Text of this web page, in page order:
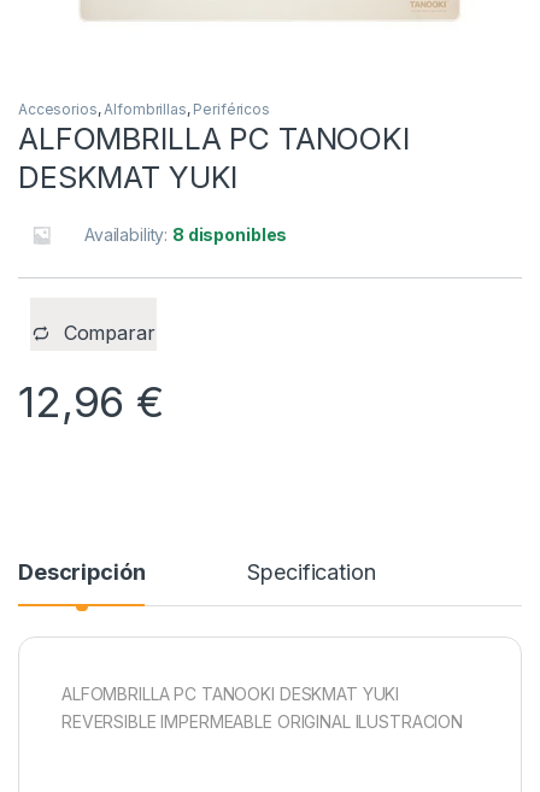
Accesorios,Alfombrillas, Periféricos
ALFOMBRILLA PC TANOOKI
DESKMAT YUKI
Availability: 8 disponibles
Comparar
12,96 €
Descripción Specification
ALFOMBRILLA PC TANOOKI DESKMAT YUKI
REVERSIBLE IMPERMEABLE ORIGINAL ILUSTRACION